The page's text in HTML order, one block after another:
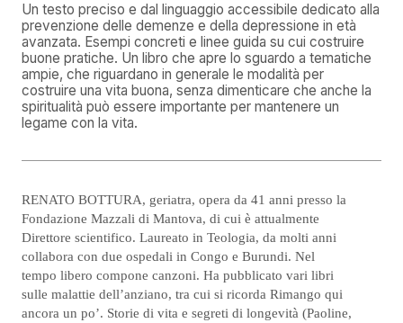
Un testo preciso e dal linguaggio accessibile dedicato alla
prevenzione delle demenze e della depressione in età
avanzata. Esempi concreti e linee guida su cui costruire
buone pratiche. Un libro che apre lo sguardo a tematiche
ampie, che riguardano in generale le modalità per
costruire una vita buona, senza dimenticare che anche la
spiritualità può essere importante per mantenere un
legame con la vita.
RENATO BOTTURA, geriatra, opera da 41 anni presso la
Fondazione Mazzali di Mantova, di cui è attualmente
Direttore scientifico. Laureato in Teologia, da molti anni
collabora con due ospedali in Congo e Burundi. Nel
tempo libero compone canzoni. Ha pubblicato vari libri
sulle malattie dell’anziano, tra cui si ricorda Rimango qui
ancora un po’. Storie di vita e segreti di longevità (Paoline,